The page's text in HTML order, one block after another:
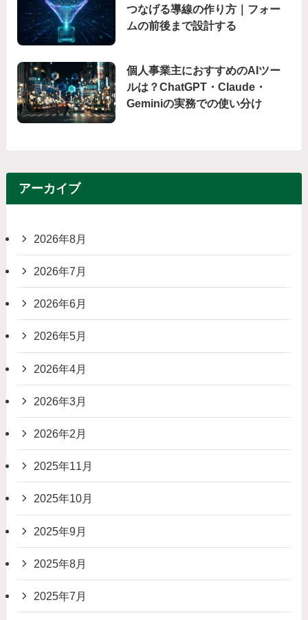
つなげる導線の作り方｜フォー
ムの前後まで設計する
個人事業主におすすめのAIツー
ルは？ChatGPT・Claude・
Geminiの実務での使い分け
アーカイブ
2026年8月
2026年7月
2026年6月
2026年5月
2026年4月
2026年3月
2026年2月
2025年11月
2025年10月
2025年9月
2025年8月
2025年7月